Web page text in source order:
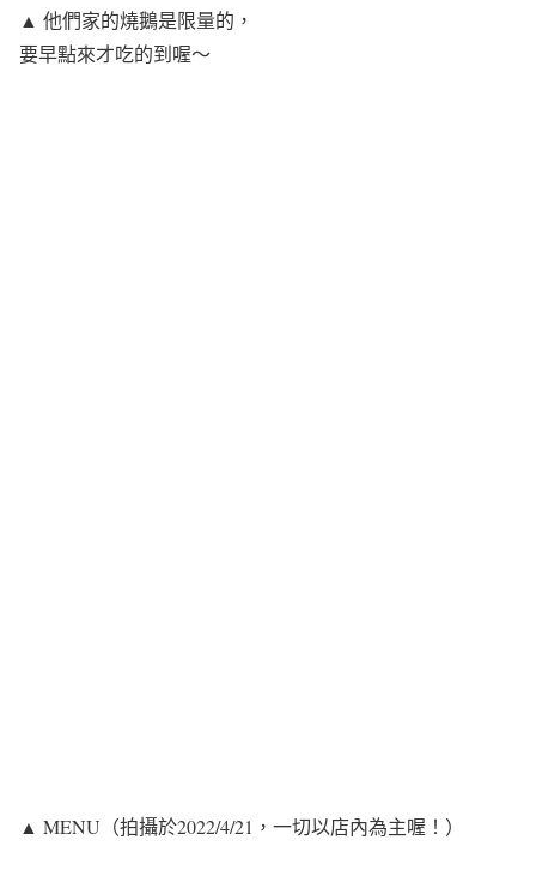
▲ 他們家的燒鵝是限量的，
要早點來才吃的到喔～
▲ MENU（拍攝於2022/4/21，一切以店內為主喔！）